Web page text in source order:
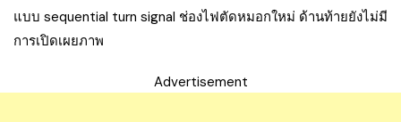
แบบ sequential turn signal ช่องไฟตัดหมอกใหม่ ด้านท้ายยังไม่มี
การเปิดเผยภาพ
Advertisement